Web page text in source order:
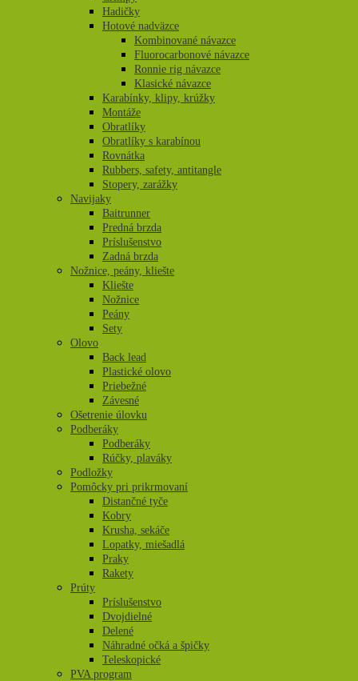
Hadičky
Hotové nadväzce
Kombinované návazce
Fluorocarbonové návazce
Ronnie rig návazce
Klasické návazce
Karabínky, klipy, krúžky
Montáže
Obratlíky
Obratlíky s karabínou
Rovnátka
Rubbers, safety, antitangle
Stopery, zarážky
Navijaky
Baitrunner
Predná brzda
Príslušenstvo
Zadná brzda
Nožnice, peány, kliešte
Kliešte
Nožnice
Peány
Sety
Olovo
Back lead
Plastické olovo
Priebežné
Závesné
Ošetrenie úlovku
Podberáky
Podberáky
Rúčky, plaváky
Podložky
Pomôcky pri prikrmovaní
Distančné tyče
Kobry
Krusha, sekáče
Lopatky, miešadlá
Praky
Rakety
Prúty
Príslušenstvo
Dvojdielné
Delené
Náhradné očká a špičky
Teleskopické
PVA program